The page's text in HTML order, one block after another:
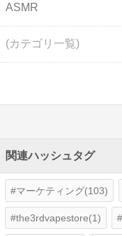
ASMR
(カテゴリ一覧)
関連ハッシュタグ
マーケティング(103)
the3rdvapestore(1)